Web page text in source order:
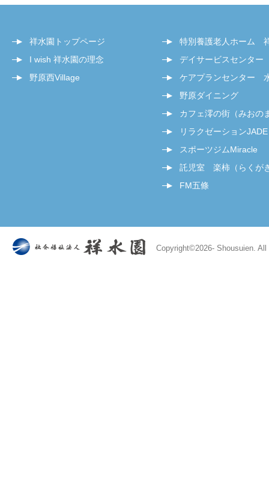
祥水園トップページ
I wish 祥水園の理念
野原西Village
特別養護老人ホーム
デイサービスセンタ
ケアプランセンター
野原ダイニング
カフェ澪の街（みおの
リラクゼーションJADE
スポーツジムMiracle
託児室 楽柿（らくが
FM五條
Copyright©2026- Shousuien.